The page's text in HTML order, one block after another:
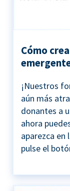
Cómo
¡Nuestros
aún más
donantes a
ahora
aparezca en
pulse el